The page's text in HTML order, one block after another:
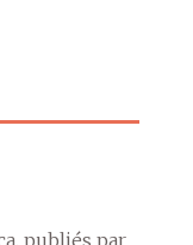
publiés par